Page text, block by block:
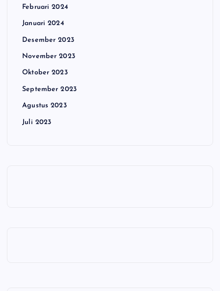
Februari 2024
Januari 2024
Desember 2023
November 2023
Oktober 2023
September 2023
Agustus 2023
Juli 2023